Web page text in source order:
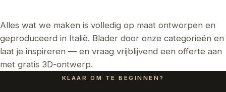
Alles wat we maken is volledig op maat ontworpen en
geproduceerd in Italië. Blader door onze categorieën en
laat je inspireren — en vraag vrijblijvend een offerte aan
met gratis 3D-ontwerp.
KLAAR OM TE BEGINNEN?